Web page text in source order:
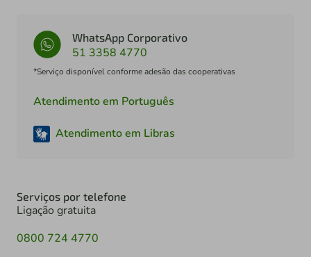
WhatsApp Corporativo
51 3358 4770
*Serviço disponível conforme adesão das cooperativas
Atendimento em Português
Atendimento em Libras
Serviços por telefone
Ligação gratuita
0800 724 4770